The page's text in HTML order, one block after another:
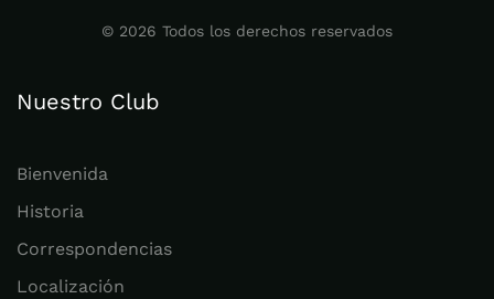
© 2026 Todos los derechos reservados
Nuestro Club
Bienvenida
Historia
Correspondencias
Localización